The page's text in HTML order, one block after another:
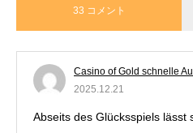
33 コメント
Casino of Gold schnelle
2025.12.21
Abseits des Glücksspiels lässt